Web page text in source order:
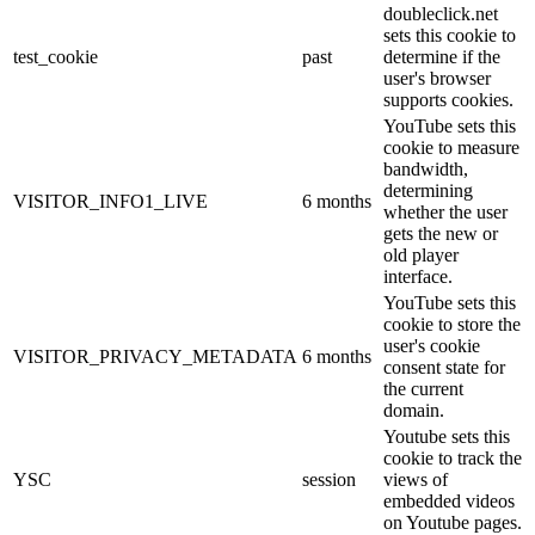
test_cookie past
doubleclick.net
sets this cookie to
determine if the
user's browser
supports cookies.
VISITOR_INFO1_LIVE 6 months
YouTube sets this
cookie to measure
bandwidth,
determining
whether the user
gets the new or
old player
interface.
VISITOR_PRIVACY_METADATA 6 months
YouTube sets this
cookie to store the
user's cookie
consent state for
the current
domain.
YSC session
Youtube sets this
cookie to track the
views of
embedded videos
on Youtube pages.